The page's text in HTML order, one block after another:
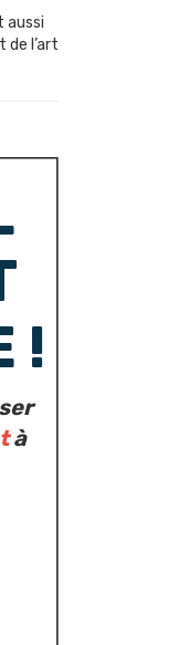
aussi
de l’art
!
à